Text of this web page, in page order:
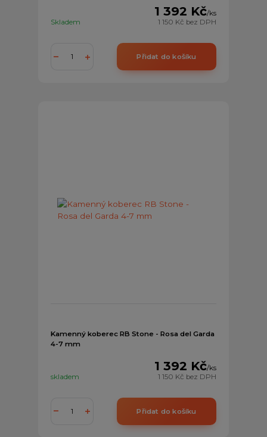
1 392 Kč/ks
1 150 Kč bez DPH
Skladem
Přidat do košíku
Kamenný koberec RB Stone - Rosa del Garda
4-7 mm
1 392 Kč/ks
1 150 Kč bez DPH
skladem
Přidat do košíku